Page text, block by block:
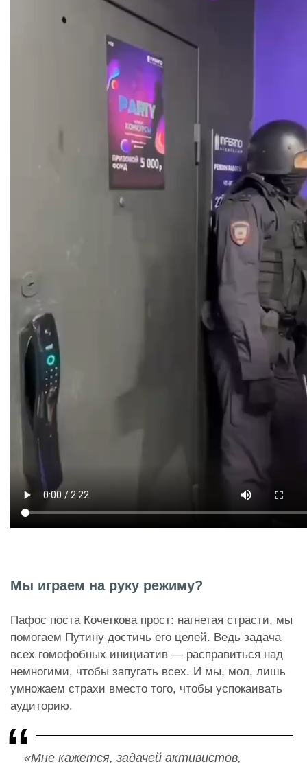
Мы играем на руку режиму?
Пафос поста Кочеткова прост: нагнетая страсти, мы
помогаем Путину достичь его целей. Ведь задача
всех гомофобных инициатив — расправиться над
немногими, чтобы запугать всех. И мы, мол, лишь
умножаем страхи вместо того, чтобы успокаивать
аудиторию.
«Мне кажется, задачей активистов,